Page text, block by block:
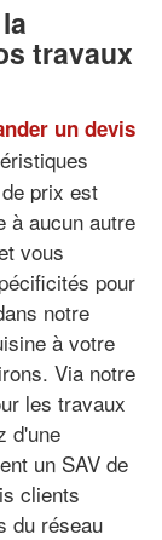
travaux
un devis
prix est
à aucun autre
vous
pour
notre
à votre
Via notre
les travaux
d'une
un SAV de
clients
du réseau